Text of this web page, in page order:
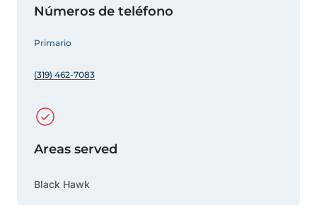
Números de teléfono
Primario
(319) 462-7083
Areas served
Black Hawk